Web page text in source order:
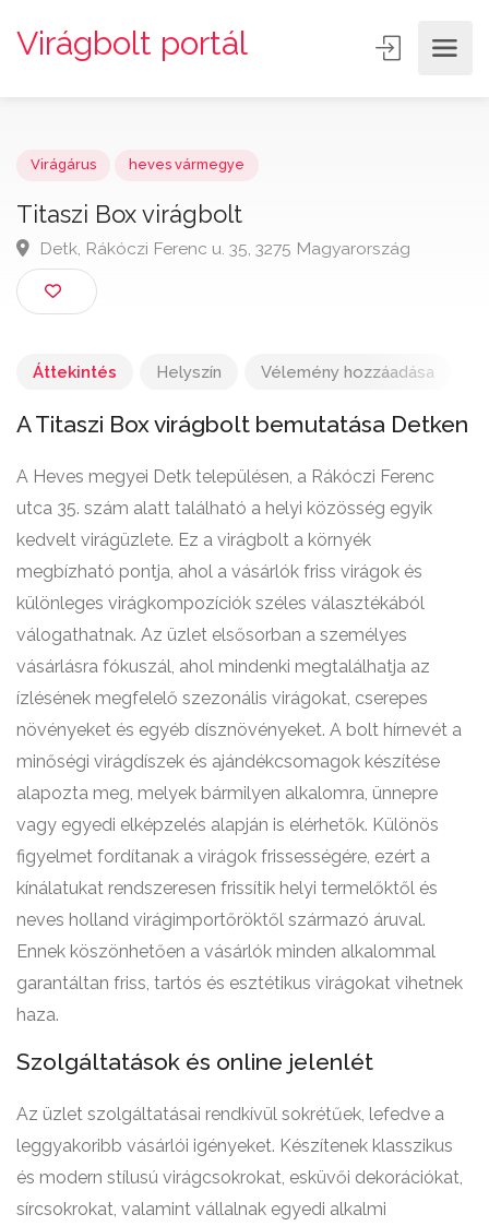
Virágbolt portál
Titaszi Box virágbolt
Detk, Rákóczi Ferenc u. 35, 3275 Magyarország
Áttekintés Helyszín Vélemény hozzáadása
A Titaszi Box virágbolt bemutatása Detken
A Heves megyei Detk településen, a Rákóczi Ferenc
utca 35. szám alatt található a helyi közösség egyik
kedvelt virágüzlete. Ez a virágbolt a környék
megbízható pontja, ahol a vásárlók friss virágok és
különleges virágkompozíciók széles választékából
válogathatnak. Az üzlet elsősorban a személyes
vásárlásra fókuszál, ahol mindenki megtalálhatja az
ízlésének megfelelő szezonális virágokat, cserepes
növényeket és egyéb dísznövényeket. A bolt hírnevét a
minőségi virágdíszek és ajándékcsomagok készítése
alapozta meg, melyek bármilyen alkalomra, ünnepre
vagy egyedi elképzelés alapján is elérhetők. Különös
figyelmet fordítanak a virágok frissességére, ezért a
kínálatukat rendszeresen frissítik helyi termelőktől és
neves holland virágimportőröktől származó áruval.
Ennek köszönhetően a vásárlók minden alkalommal
garantáltan friss, tartós és esztétikus virágokat vihetnek
haza.
Szolgáltatások és online jelenlét
Az üzlet szolgáltatásai rendkívül sokrétűek, lefedve a
leggyakoribb vásárlói igényeket. Készítenek klasszikus
és modern stílusú virágcsokrokat, esküvői dekorációkat,
sírcsokrokat, valamint vállalnak egyedi alkalmi